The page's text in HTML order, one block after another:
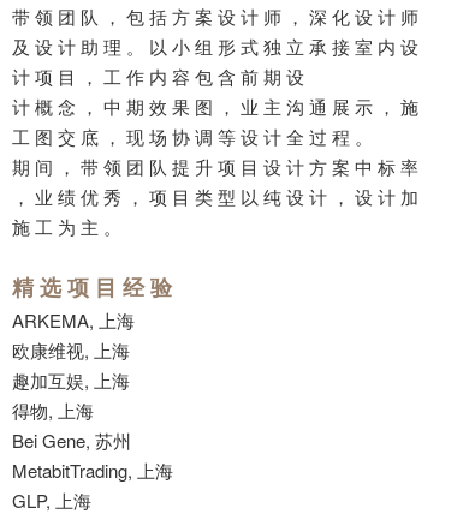
带 领 团 队 ， 包 括 方 案 设 计 师 ， 深 化 设 计 师
及 设 计 助 理 。 以 小 组 形 式 独 立 承 接 室 内 设
计 项 目 ， 工 作 内 容 包 含 前 期 设
计 概 念 ， 中 期 效 果 图 ， 业 主 沟 通 展 示 ， 施
工 图 交 底 ， 现 场 协 调 等 设 计 全 过 程 。
期 间 ， 带 领 团 队 提 升 项 目 设 计 方 案 中 标 率
， 业 绩 优 秀 ， 项 目 类 型 以 纯 设 计 ， 设 计 加
施 工 为 主 。
精 选 项 目 经 验
ARKEMA, 上海
欧康维视, 上海
趣加互娱, 上海
得物, 上海
Bei Gene, 苏州
MetabitTrading, 上海
GLP, 上海